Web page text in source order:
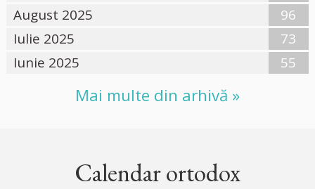
August 2025
96
Iulie 2025
73
Iunie 2025
55
Mai multe din arhivă »
Calendar ortodox